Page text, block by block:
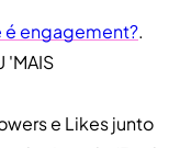
é engagement?.
'MAIS
e Likes junto